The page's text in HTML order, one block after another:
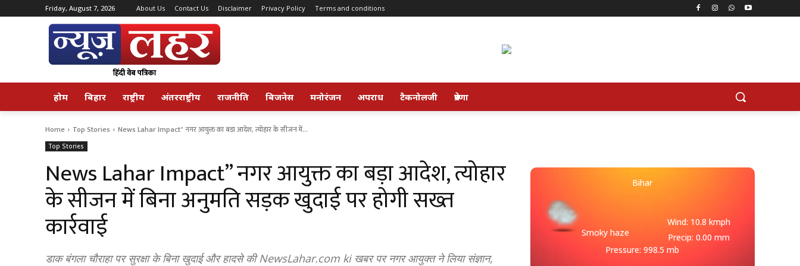
Friday, August 7, 2026 About Us Contact Us Disclaimer Privacy Policy Terms and conditions
होम बिहार राष्ट्रीय अंतरराष्ट्रीय राजनीति बिजनेस मनोरंजन अपराध टैकनोलजी प्रेरणा
Home Top Stories News Lahar Impact" नगर आयुक्त का बड़ा आदेश, त्योहार के सीजन में...
Top Stories
News Lahar Impact” नगर आयुक्त का बड़ा आदेश, त्योहार
के सीजन में बिना अनुमति सड़क खुदाई पर होगी सख्त
कार्रवाई
डाक बंगला चौराहा पर सुरक्षा के बिना खुदाई और हादसे की NewsLahar.com ki खबर पर नगर आयुक्त ने लिया संज्ञान,
Bihar
Smoky haze
Wind: 10.8 kmph
Precip: 0.00 mm
Pressure: 998.5 mb